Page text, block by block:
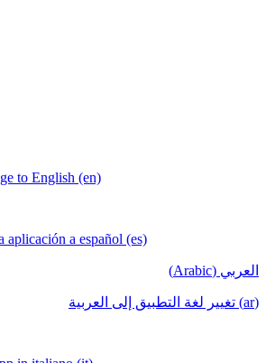
to English (en)
aplicación a español (es)
العربي (Arabic)
(ar) تغيير لغة التطبيق إلى العربية